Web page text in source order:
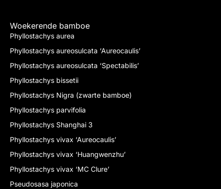
Woekerende bamboe
Phyllostachys aurea
Phyllostachys aureosulcata ‘Aureocaulis’
Phyllostachys aureosulcata ‘Spectabilis’
Phyllostachys bissetii
Phyllostachys Nigra (zwarte bamboe)
Phyllostachys parvifolia
Phyllostachys Shanghai 3
Phyllostachys vivax ‘Aureocaulis’
Phyllostachys vivax ‘Huangwenzhu’
Phyllostachys vivax ‘MC Clure’
Pseudosasa japonica